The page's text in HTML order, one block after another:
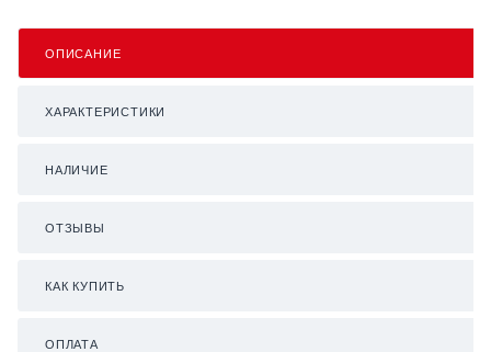
ОПИСАНИЕ
ХАРАКТЕРИСТИКИ
НАЛИЧИЕ
ОТЗЫВЫ
КАК КУПИТЬ
ОПЛАТА